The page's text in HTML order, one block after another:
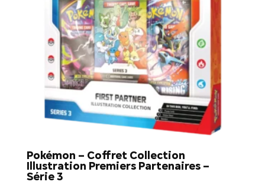
Pokémon – Coffret Collection
Illustration Premiers Partenaires –
Série 3